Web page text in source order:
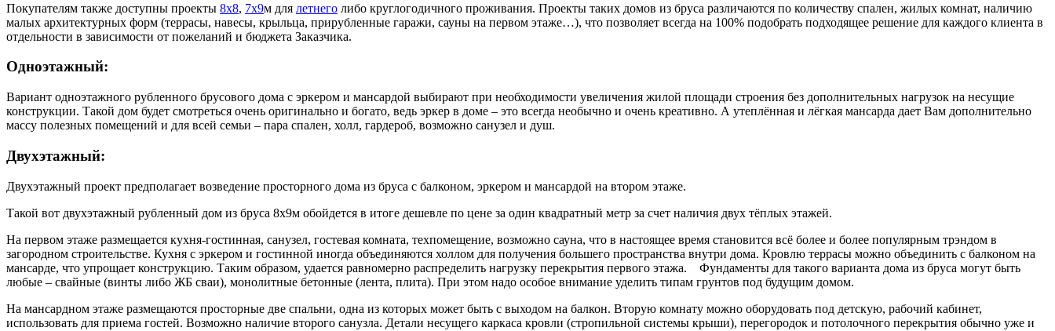
Покупателям также доступны проекты 8х8, 7х9м для летнего либо круглогодичного проживания. Проекты таких домов из бруса различаются по количеству спален, жилых комнат, наличию
малых архитектурных форм (террасы, навесы, крыльца, прирубленные гаражи, сауны на первом этаже…), что позволяет всегда на 100% подобрать подходящее решение для каждого клиента в
отдельности в зависимости от пожеланий и бюджета Заказчика.
Одноэтажный:
Вариант одноэтажного рубленного брусового дома с эркером и мансардой выбирают при необходимости увеличения жилой площади строения без дополнительных нагрузок на несущие
конструкции. Такой дом будет смотреться очень оригинально и богато, ведь эркер в доме – это всегда необычно и очень креативно. А утеплённая и лёгкая мансарда дает Вам дополнительно
массу полезных помещений и для всей семьи – пара спален, холл, гардероб, возможно санузел и душ.
Двухэтажный:
Двухэтажный проект предполагает возведение просторного дома из бруса с балконом, эркером и мансардой на втором этаже.
Такой вот двухэтажный рубленный дом из бруса 8х9м обойдется в итоге дешевле по цене за один квадратный метр за счет наличия двух тёплых этажей.
На первом этаже размещается кухня-гостинная, санузел, гостевая комната, техпомещение, возможно сауна, что в настоящее время становится всё более и более популярным трэндом в
загородном строительстве. Кухня с эркером и гостинной иногда объединяются холлом для получения большего пространства внутри дома. Кровлю террасы можно объединить с балконом на
мансарде, что упрощает конструкцию. Таким образом, удается равномерно распределить нагрузку перекрытия первого этажа. Фундаменты для такого варианта дома из бруса могут быть
любые – свайные (винты либо ЖБ сваи), монолитные бетонные (лента, плита). При этом надо особое внимание уделить типам грунтов под будущим домом.
На мансардном этаже размещаются просторные две спальни, одна из которых может быть с выходом на балкон. Вторую комнату можно оборудовать под детскую, рабочий кабинет,
использовать для приема гостей. Возможно наличие второго санузла. Детали несущего каркаса кровли (стропильной системы крыши), перегородок и потолочного перекрытия обычно уже и